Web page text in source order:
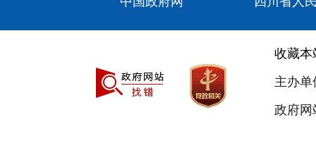
收藏本
主办
政府网